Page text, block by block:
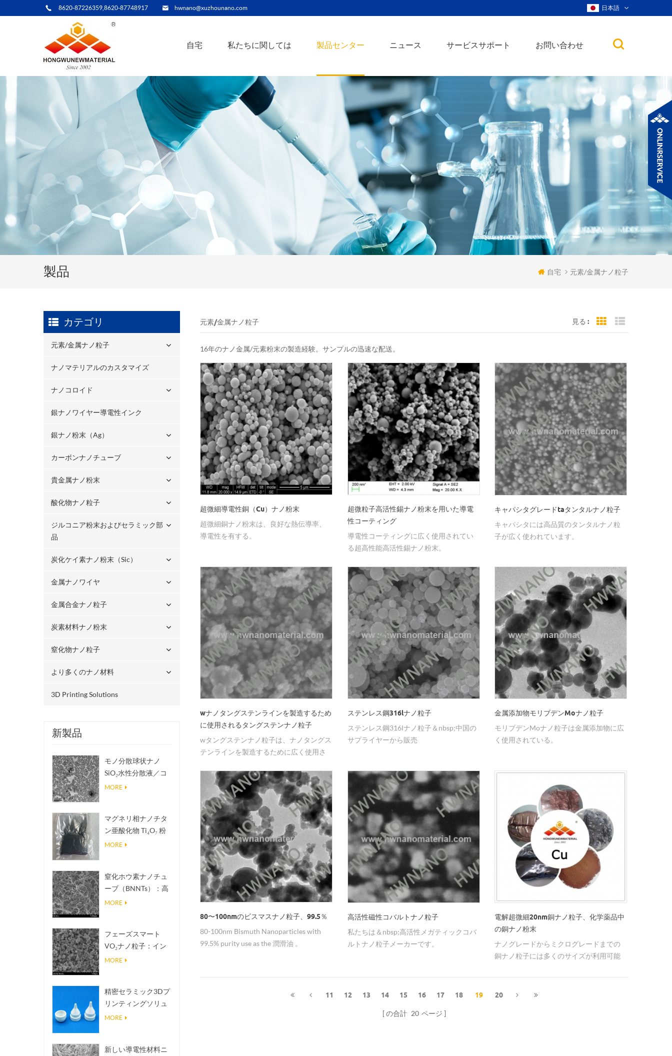
8620-87226359,8620-87748917 hwnano@xuzhounano.com 日本語
自宅 私たちに関しては 製品センター ニュース サービスサポート お問い合わせ
製品 自宅 元素/金属ナノ粒子
カテゴリ
元素/金属ナノ粒子
ナノマテリアルのカスタマイズ
ナノコロイド
銀ナノワイヤー導電性インク
銀ナノ粉末（ag）
カーボンナノチューブ
貴金属ナノ粉末
酸化物ナノ粒子
ジルコニア粉末およびセラミック部
品
炭化ケイ素ナノ粉末（sic）
金属ナノワイヤ
金属合金ナノ粒子
炭素材料ナノ粉末
窒化物ナノ粒子
より多くのナノ材料
3D Printing Solutions
新製品
モノ分散球状ナノ
SiO₂水性分散液／コ
ロイド
MORE
マグネリ相ナノチタ
ン亜酸化物 Ti₄O₇ 粉
末
MORE
窒化ホウ素ナノチュ
ーブ（BNNTs）：高
熱伝導放熱フィラー
MORE
フェーズスマート
VO₂ナノ粒子：イン
テリジェントな熱応
MORE
精密セラミック3Dプ
リンティングソリュ
ーションは不可能な
MORE
新しい導電性材料ニ
元素/金属ナノ粒子 見る : Grid View
16年のナノ金属/元素粉末の製造経験。サンプルの迅速な配送。
超微細導電性銅（Cu）ナノ粉末
超微細銅ナノ粉末は、良好な熱伝導率、
導電性を有する。
超微粒子高活性錫ナノ粉末を用いた導電
性コーティング
導電性コーティングに広く使用されてい
る超高性能高活性錫ナノ粉末。
キャパシタグレードtaタンタルナノ粒子
キャパシタには高品質のタンタルナノ粒
子が広く使われています。
wナノタングステンラインを製造するため
に使用されるタングステンナノ粒子
wタングステンナノ粒子は、ナノタングス
テンラインを製造するために広く使用さ
ステンレス鋼316lナノ粒子
ステンレス鋼316lナノ粒子＆nbsp;中国の
サプライヤーから販売
金属添加物モリブデンMoナノ粒子
モリブデンMoナノ粒子は金属添加物に広
く使用されている。
80〜100nmのビスマスナノ粒子、99.5％
80-100nm Bismuth Nanoparticles with
99.5% purity use as the 潤滑油 。
高活性磁性コバルトナノ粒子
私たちは＆nbsp;高活性メガティックコバ
ルトナノ粒子メーカーです。
電解超微細20nm銅ナノ粒子、化学薬品中
の銅ナノ粉末
ナノグレードからミクログレードまでの
銅ナノ粒子には多くのサイズが利用可能
11 12 13 14 15 16 17 18 19 20
の合計 20 ページ